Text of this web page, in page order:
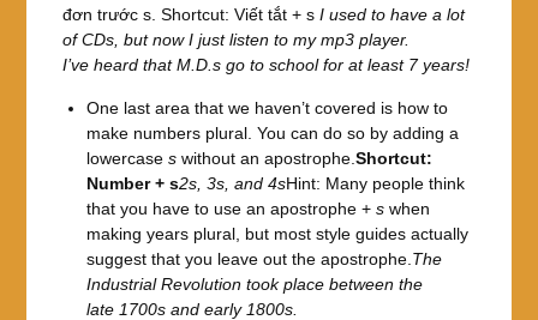
đơn trước s. Shortcut: Viết tắt + s I used to have a lot
of CDs, but now I just listen to my mp3 player.
I’ve heard that M.D.s go to school for at least 7 years!
One last area that we haven’t covered is how to
make numbers plural. You can do so by adding a
lowercase swithout an apostrophe. Shortcut:
Number + s2s, 3s, and 4sHint: Many people think
that you have to use an apostrophe + swhen
making years plural, but most style guides actually
suggest that you leave out the apostrophe. The
Industrial Revolution took place between the
late 1700s and early 1800s.